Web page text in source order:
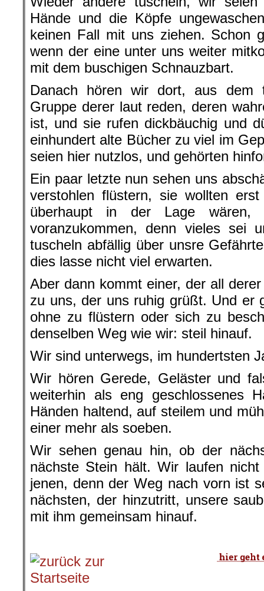
Hände und die Köpfe
keinen Fall mit uns ziehen. Schon
wenn der eine unter uns weiter
mit dem buschigen Schnauzbart.
Danach hören wir dort, aus dem
Gruppe derer laut reden, deren
ist, und sie rufen dickbäuchig und
einhundert alte Bücher zu viel im
seien hier nutzlos, und gehörten
Ein paar letzte nun sehen uns
verstohlen flüstern, sie wollten
überhaupt in der Lage wären,
voranzukommen, denn vieles sei
tuscheln abfällig über unsre
dies lasse nicht viel erwarten.
Aber dann kommt einer, der all
zu uns, der uns ruhig grüßt. Und er
ohne zu flüstern oder sich zu
denselben Weg wie wir: steil hinauf.
Wir sind unterwegs, im hundertsten
Wir hören Gerede, Geläster und
weiterhin als eng geschlossenes
Händen haltend, auf steilem und
einer mehr als soeben.
Wir sehen genau hin, ob der
nächste Stein hält. Wir laufen
jenen, denn der Weg nach vorn ist
nächsten, der hinzutritt, unsere
mit ihm gemeinsam hinauf.